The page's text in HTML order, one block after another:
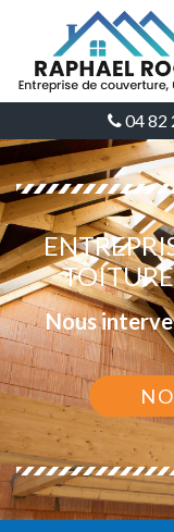
04 82
Nous